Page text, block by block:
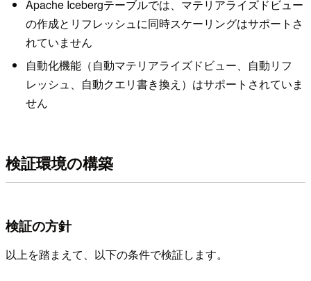
Apache Icebergテーブルでは、マテリアライズドビュー
の作成とリフレッシュに同時スケーリングはサポートさ
れていません
自動化機能（自動マテリアライズドビュー、自動リフ
レッシュ、自動クエリ書き換え）はサポートされていま
せん
検証環境の構築
検証の方針
以上を踏まえて、以下の条件で検証します。